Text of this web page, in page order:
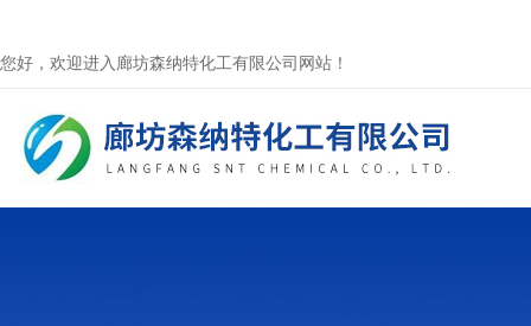
您好，欢迎进入廊坊森纳特化工有限公司网站！